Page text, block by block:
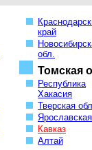
край
обл.
Томская
Республика
Хакасия
Тверская
Кавказ
Алтай